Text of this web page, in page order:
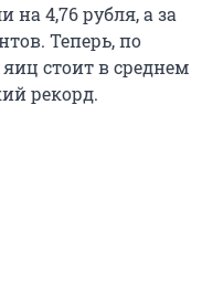
на 4,76 рубля, а за
Теперь, по
стоит в среднем
рекорд.